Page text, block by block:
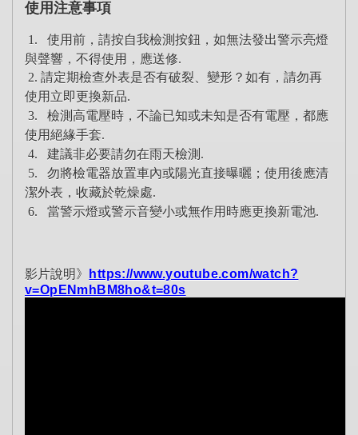
使用注意事項
1. 使用前，請按自我檢測按鈕，如無法發出警示亮燈
與聲響，不得使用，應送修.
2. 請定期檢查外表是否有破裂、變形？如有，請勿再
使用立即更換新品.
3. 檢測高電壓時，不論已知或未知是否有電壓，都應
使用絕緣手套.
4. 建議非必要請勿在雨天檢測.
5. 勿將檢電器放置車內或陽光直接曝曬；使用後應清
潔外表，收藏於乾燥處.
6. 當警示燈或警示音變小或無作用時應更換新電池.
影片說明》
https://www.youtube.com/watch?
v=OpENmhBM8ho&t=80s